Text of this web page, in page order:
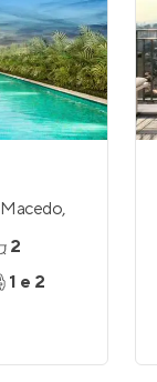
Macedo,
2
1 e 2